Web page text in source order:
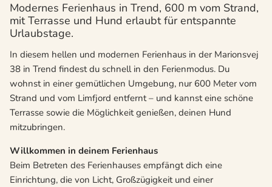
Modernes Ferienhaus in Trend, 600 m vom Strand,
mit Terrasse und Hund erlaubt für entspannte
Urlaubstage.
In diesem hellen und modernen Ferienhaus in der Marionsvej
38 in Trend findest du schnell in den Ferienmodus. Du
wohnst in einer gemütlichen Umgebung, nur 600 Meter vom
Strand und vom Limfjord entfernt – und kannst eine schöne
Terrasse sowie die Möglichkeit genießen, deinen Hund
mitzubringen.
Willkommen in deinem Ferienhaus
Beim Betreten des Ferienhauses empfängt dich eine
Einrichtung, die von Licht, Großzügigkeit und einer